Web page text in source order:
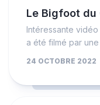
Le Bigfoot
Intéressante
a été filmé par
24 OCTOBRE 2022